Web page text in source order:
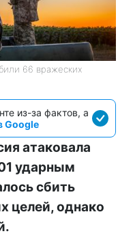
66 вражеских
из-за фактов, а
Google
атаковала
ударным
сбить
целей, однако